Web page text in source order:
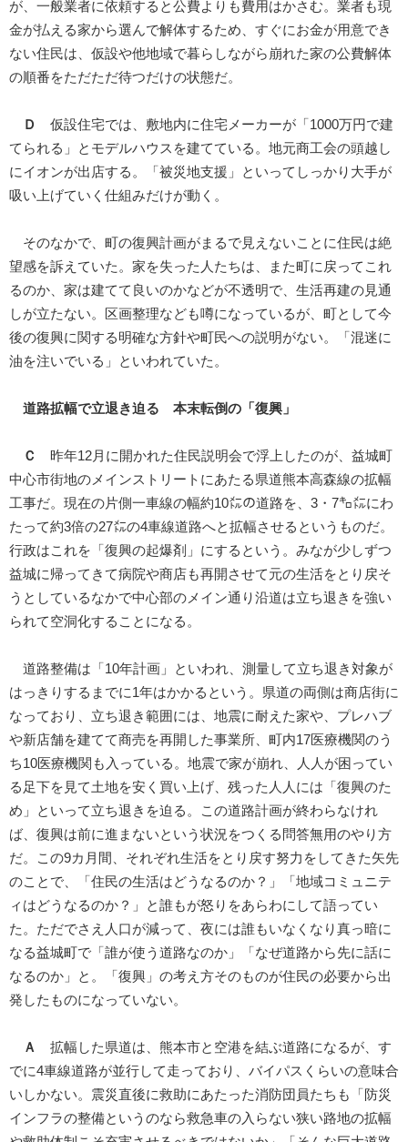
が、一般業者に依頼すると公費よりも費用はかさむ。業者も現
金が払える家から選んで解体するため、すぐにお金が用意でき
ない住民は、仮設や他地域で暮らしながら崩れた家の公費解体
の順番をただただ待つだけの状態だ。
Ｄ
仮設住宅では、敷地内に住宅メーカーが「1000万円で建
てられる」とモデルハウスを建てている。地元商工会の頭越し
にイオンが出店する。「被災地支援」といってしっかり大手が
吸い上げていく仕組みだけが動く。
そのなかで、町の復興計画がまるで見えないことに住民は絶
望感を訴えていた。家を失った人たちは、また町に戻ってこれ
るのか、家は建てて良いのかなどが不透明で、生活再建の見通
しが立たない。区画整理なども噂になっているが、町として今
後の復興に関する明確な方針や町民への説明がない。「混迷に
油を注いでいる」といわれていた。
道路拡幅で立退き迫る 本末転倒の「復興」
Ｃ
昨年12月に開かれた住民説明会で浮上したのが、益城町
中心市街地のメインストリートにあたる県道熊本高森線の拡幅
工事だ。現在の片側一車線の幅約10㍍の道路を、3・7㌔㍍にわ
たって約3倍の27㍍の4車線道路へと拡幅させるというものだ。
行政はこれを「復興の起爆剤」にするという。みなが少しずつ
益城に帰ってきて病院や商店も再開させて元の生活をとり戻そ
うとしているなかで中心部のメイン通り沿道は立ち退きを強い
られて空洞化することになる。
道路整備は「10年計画」といわれ、測量して立ち退き対象が
はっきりするまでに1年はかかるという。県道の両側は商店街に
なっており、立ち退き範囲には、地震に耐えた家や、プレハブ
や新店舗を建てて商売を再開した事業所、町内17医療機関のう
ち10医療機関も入っている。地震で家が崩れ、人人が困ってい
る足下を見て土地を安く買い上げ、残った人人には「復興のた
め」といって立ち退きを迫る。この道路計画が終わらなけれ
ば、復興は前に進まないという状況をつくる問答無用のやり方
だ。この9カ月間、それぞれ生活をとり戻す努力をしてきた矢先
のことで、「住民の生活はどうなるのか？」「地域コミュニテ
ィはどうなるのか？」と誰もが怒りをあらわにして語ってい
た。ただでさえ人口が減って、夜には誰もいなくなり真っ暗に
なる益城町で「誰が使う道路なのか」「なぜ道路から先に話に
なるのか」と。「復興」の考え方そのものが住民の必要から出
発したものになっていない。
Ａ
拡幅した県道は、熊本市と空港を結ぶ道路になるが、す
でに4車線道路が並行して走っており、バイパスくらいの意味合
いしかない。震災直後に救助にあたった消防団員たちも「防災
インフラの整備というのなら救急車の入らない狭い路地の拡幅